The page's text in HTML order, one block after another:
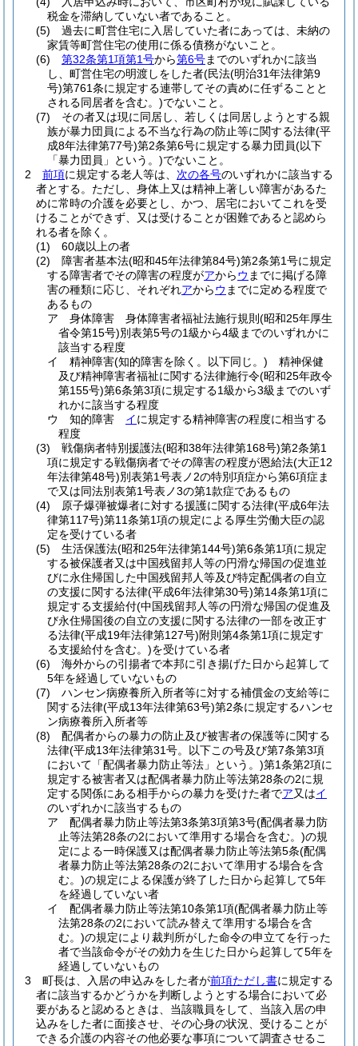
税金を滞納していない者であること。
(5)
過去に町営住宅に入居していた者にあっては、未納の
家賃等町営住宅の使用に係る債務がないこと。
(6)
第32条第1項第1号から第6号までのいずれかに該当
し、町営住宅の明渡しをした者(民法(明治31年法律第9
号)第761条に規定する連帯してその責めに任ずることと
される同居者を含む。)でないこと。
(7)
その者又は現に同居し、若しくは同居しようとする親
族が暴力団員による不当な行為の防止等に関する法律(平
成8年法律第77号)第2条第6号に規定する暴力団員(以下
「暴力団員」という。)でないこと。
2
前項に規定する老人等は、 次の各号のいずれかに該当する
者とする。 ただし、身体上又は精神上著しい障害があるた
めに常時の介護を必要とし、かつ、居宅においてこれを受
けることができず、又は受けることが困難であると認めら
れる者を除く。
(1)
60歳以上の者
(2)
障害者基本法(昭和45年法律第84号)第2条第1号に規定
する障害者でその障害の程度がアからウ までに掲げる障
害の種類に応じ、それぞれアからウ までに定める程度で
あるもの
ア
身体障害 身体障害者福祉法施行規則 (昭和25年厚生
省令第15号)別表第5号の1級から4級までのいずれかに
該当する程度
イ
精神障害(知的障害を除く。以下同じ。) 精神保健
及び精神障害者福祉に関する法律施行令(昭和25年政令
第155号)第6条第3項に規定する1級から3級までのいず
れかに該当する程度
ウ
知的障害 イに規定する精神障害の程度に相当する
程度
(3)
戦傷病者特別援護法(昭和38年法律第168号)第2条第1
項に規定する戦傷病者でその障害の程度が恩給法(大正12
年法律第48号)別表第1号表ノ2の特別項症から第6項症ま
で又は同法別表第1号表ノ3の第1款症であるもの
(4)
原子爆弾被爆者に対する援護に関する法律(平成6年法
律第117号)第11条第1項の規定による厚生労働大臣の認
定を受けている者
(5)
生活保護法(昭和25年法律第144号)第6条第1項に規定
する被保護者又は中国残留邦人等の円滑な帰国の促進並
びに永住帰国した中国残留邦人等及び特定配偶者の自立
の支援に関する法律(平成6年法律第30号)第14条第1項に
規定する支援給付(中国残留邦人等の円滑な帰国の促進及
び永住帰国後の自立の支援に関する法律の一部を改正す
る法律(平成19年法律第127号)附則第4条第1項に規定す
る支援給付を含む。)を受けている者
(6)
海外からの引揚者で本邦に引き揚げた日から起算して
5年を経過していないもの
(7)
ハンセン病療養所入所者等に対する補償金の支給等に
関する法律(平成13年法律第63号)第2条に規定するハンセ
ン病療養所入所者等
(8)
配偶者からの暴力の防止及び被害者の保護等に関する
法律(平成13年法律第31号。以下この号及び第7条第3項
において「配偶者暴力防止等法」という。)第1条第2項に
規定する被害者又は配偶者暴力防止等法第28条の2に規
定する関係にある相手からの暴力を受けた者でア又はイ
のいずれかに該当するもの
ア
配偶者暴力防止等法第3条第3項第3号(配偶者暴力防
止等法第28条の2において準用する場合を含む。)の規
定による一時保護又は配偶者暴力防止等法第5条(配偶
者暴力防止等法第28条の2において準用する場合を含
む。)の規定による保護が終了した日から起算して5年
を経過していない者
イ
配偶者暴力防止等法第10条第1項(配偶者暴力防止等
法第28条の2において読み替えて準用する場合を含
む。)の規定により裁判所がした命令の申立てを行った
者で当該命令がその効力を生じた日から起算して5年を
経過していないもの
3
町長は、入居の申込みをした者が前項ただし書に規定する
者に該当するかどうかを判断しようとする場合において必
要があると認めるときは、当該職員をして、当該入居の申
込みをした者に面接させ、その心身の状況、受けることが
できる介護の内容その他必要な事項について調査させるこ